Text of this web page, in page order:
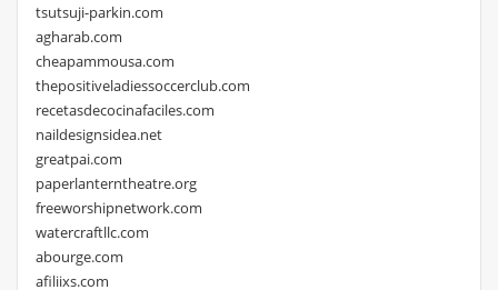
tsutsuji-parkin.com
agharab.com
cheapammousa.com
thepositiveladiessoccerclub.com
recetasdecocinafaciles.com
naildesignsidea.net
greatpai.com
paperlanterntheatre.org
freeworshipnetwork.com
watercraftllc.com
abourge.com
afiliixs.com